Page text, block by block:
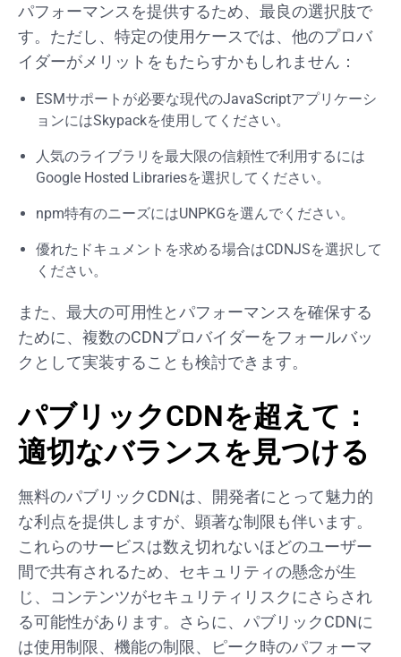
パフォーマンスを提供するため、最良の選択肢で
す。ただし、特定の使用ケースでは、他のプロバ
イダーがメリットをもたらすかもしれません：
ESMサポートが必要な現代のJavaScriptアプリケーシ
ョンにはSkypackを使用してください。
人気のライブラリを最大限の信頼性で利用するには
Google Hosted Librariesを選択してください。
npm特有のニーズにはUNPKGを選んでください。
優れたドキュメントを求める場合はCDNJSを選択して
ください。
また、最大の可用性とパフォーマンスを確保する
ために、複数のCDNプロバイダーをフォールバッ
クとして実装することも検討できます。
パブリックCDNを超えて：
適切なバランスを見つける
無料のパブリックCDNは、開発者にとって魅力的
な利点を提供しますが、顕著な制限も伴います。
これらのサービスは数え切れないほどのユーザー
間で共有されるため、セキュリティの懸念が生
じ、コンテンツがセキュリティリスクにさらされ
る可能性があります。さらに、パブリックCDNに
は使用制限、機能の制限、ピーク時のパフォーマ